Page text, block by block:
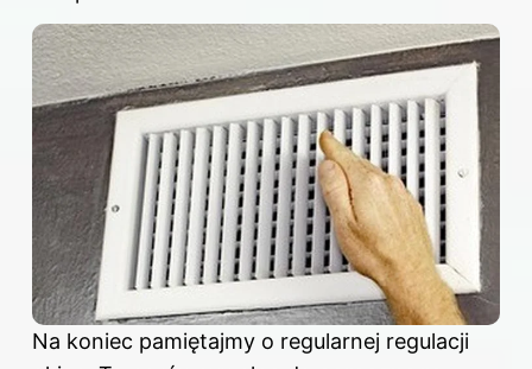
Na koniec pamiętajmy o regularnej regulacji